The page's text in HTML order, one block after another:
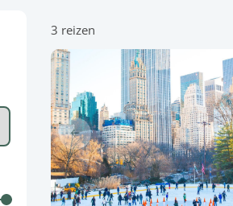
3 reizen